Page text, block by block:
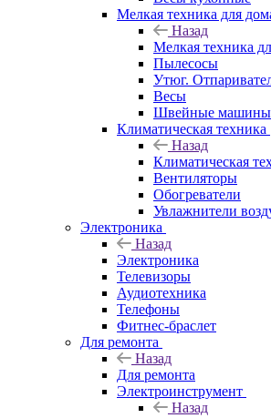
Мелкая техника для
Назад
Мелкая техника
Пылесосы
Утюг.
Весы
Швейные машины
Климатическая техника
Назад
Климатическая
Вентиляторы
Обогреватели
Увлажнители
Электроника
Назад
Электроника
Телевизоры
Аудиотехника
Телефоны
Фитнес-браслет
Для ремонта
Назад
Для ремонта
Электроинструмент
Назад